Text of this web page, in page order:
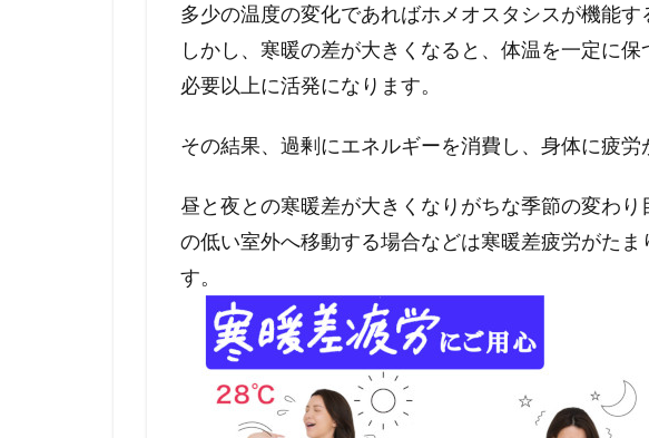
多少の温度の変化であればホメオスタシスが機能す
しかし、寒暖の差が大きくなると、体温を一定に
必要以上に活発になります。
その結果、過剰にエネルギーを消費し、身体に疲労
昼と夜との寒暖差が大きくなりがちな季節の変わ
の低い室外へ移動する場合などは寒暖差疲労がた
す。